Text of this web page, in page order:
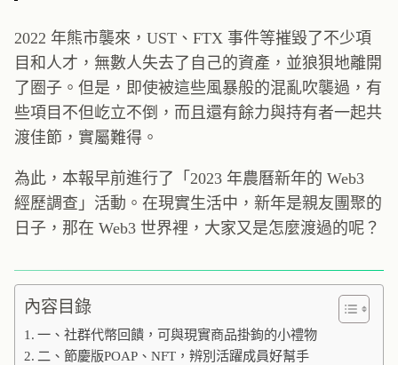
2022 年熊市襲來，UST、FTX 事件等摧毀了不少項
目和人才，無數人失去了自己的資產，並狼狽地離開
了圈子。但是，即使被這些風暴般的混亂吹襲過，有
些項目不但屹立不倒，而且還有餘力與持有者一起共
渡佳節，實屬難得。
為此，本報早前進行了「2023 年農曆新年的 Web3
經歷調查」活動。在現實生活中，新年是親友團聚的
日子，那在 Web3 世界裡，大家又是怎麼渡過的呢？
內容目錄
一、社群代幣回饋，可與現實商品掛鉤的小禮物
二、節慶版POAP、NFT，辨別活躍成員好幫手